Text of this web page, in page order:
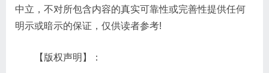
中立，不对所包含内容的真实可靠性或完善性提供任何
明示或暗示的保证，仅供读者参考!
【版权声明】：